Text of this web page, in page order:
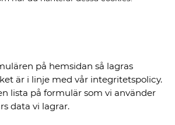
på hemsidan så lagras
är i linje med vår integritetspolicy.
lista på formulär som vi använder
data vi lagrar.